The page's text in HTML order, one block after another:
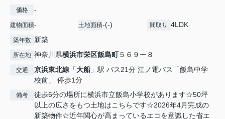
価格 -
建物面積- 土地面積-(-) 間取り 4LDK
築年数 新築
所在地 神奈川県横浜市栄区飯島町５６９ー８
交通 京浜東北線 「大船」駅 バス21分 江ノ電バス「飯島中学
校前」 停歩1分
備考
徒歩6分の場所に横浜市立飯島小学校があります☆50坪
以上の広さをもつ土地はこちらです☆2026年4月完成の
新築物件☆近年関心が高まっているエコを意識した省エ